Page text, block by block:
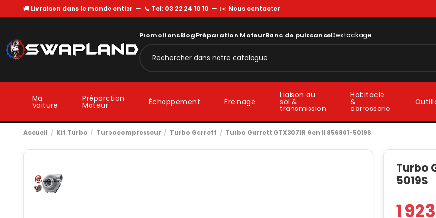
🚚 Livraison dans le monde entier — 📞 Tel: 03 22 24 10 10 — ✉️ Nous contacter
PromotionsBlogPréparation MoteurBanc de puissanceDestockage
Ma
Voiture
Préparation
Moteur Échappement Freinage
Liaison au
sol &
transmission
Habitacle
&
carrosserie
Accueil Kit Turbo Turbocompresseur Turbo Garrett Turbo Garrett GTX3071R Gen II 856801-5019S
Turbo
5019S
1